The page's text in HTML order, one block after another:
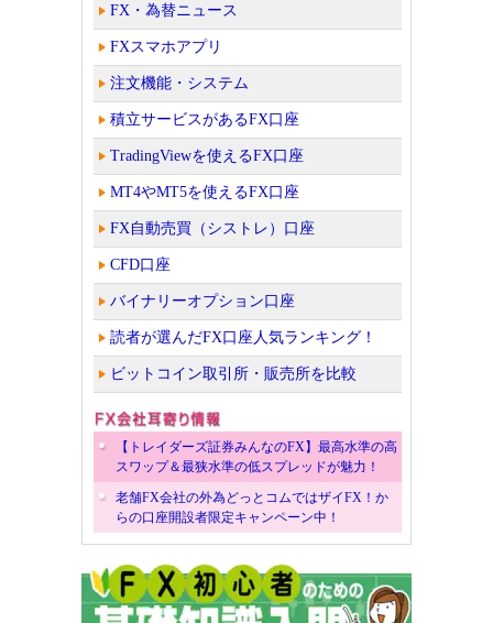
FX・為替ニュース
FXスマホアプリ
注文機能・システム
積立サービスがあるFX口座
TradingViewを使えるFX口座
MT4やMT5を使えるFX口座
FX自動売買（シストレ）口座
CFD口座
バイナリーオプション口座
読者が選んだFX口座人気ランキング！
ビットコイン取引所・販売所を比較
【トレイダーズ証券みんなのFX】最高水準の高
スワップ＆最狭水準の低スプレッドが魅力！
老舗FX会社の外為どっとコムではザイFX！か
らの口座開設者限定キャンペーン中！